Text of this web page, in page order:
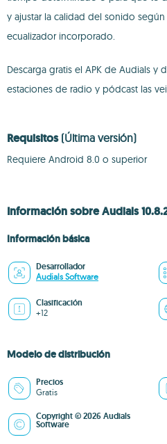
y ajustar la calidad del sonido
ecualizador incorporado.
Descarga gratis el APK de Audials
estaciones de radio y pódcast las
Requisitos (Última versión)
Requiere Android 8.0 o superior
Información sobre Audials
Información básica
Desarrollador
Audials Software
Clasificación
+12
Modelo de distribución
Precios
Gratis
Copyright © 2026 Audials
Software